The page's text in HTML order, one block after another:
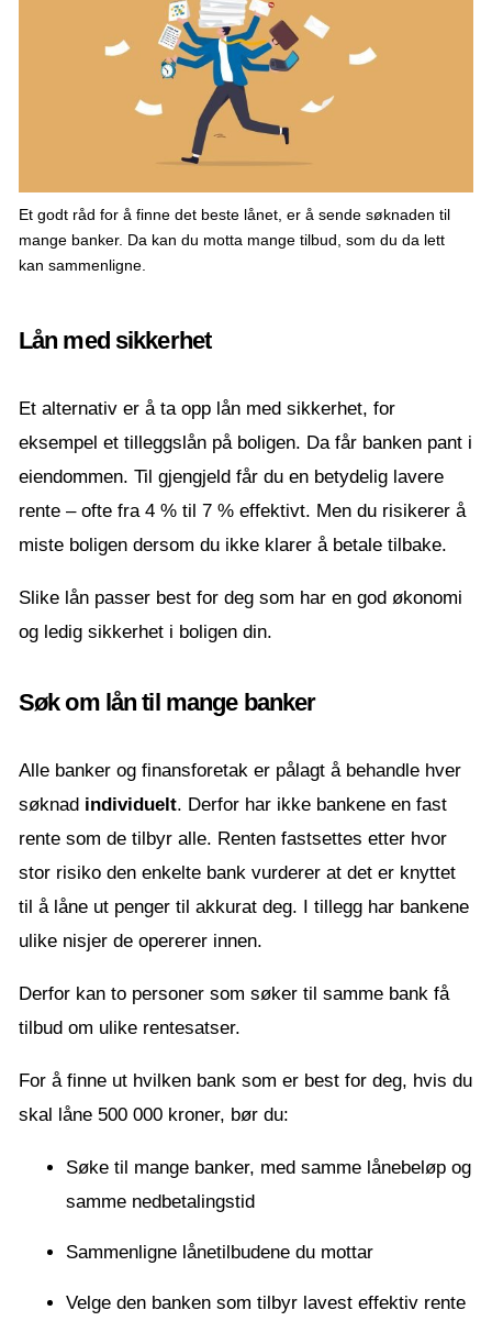
Et godt råd for å finne det beste lånet, er å sende søknaden til
mange banker. Da kan du motta mange tilbud, som du da lett
kan sammenligne.
Lån med sikkerhet
Et alternativ er å ta opp lån med sikkerhet, for
eksempel et tilleggslån på boligen. Da får banken pant i
eiendommen. Til gjengjeld får du en betydelig lavere
rente – ofte fra 4 % til 7 % effektivt. Men du risikerer å
miste boligen dersom du ikke klarer å betale tilbake.
Slike lån passer best for deg som har en god økonomi
og ledig sikkerhet i boligen din.
Søk om lån til mange banker
Alle banker og finansforetak er pålagt å behandle hver
søknad individuelt. Derfor har ikke bankene en fast
rente som de tilbyr alle. Renten fastsettes etter hvor
stor risiko den enkelte bank vurderer at det er knyttet
til å låne ut penger til akkurat deg. I tillegg har bankene
ulike nisjer de opererer innen.
Derfor kan to personer som søker til samme bank få
tilbud om ulike rentesatser.
For å finne ut hvilken bank som er best for deg, hvis du
skal låne 500 000 kroner, bør du:
Søke til mange banker, med samme lånebeløp og
samme nedbetalingstid
Sammenligne lånetilbudene du mottar
Velge den banken som tilbyr lavest effektiv rente